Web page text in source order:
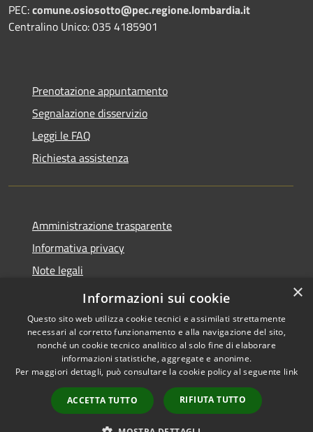
PEC:comune.osiosotto@pec.regione.lombardia.it
Centralino Unico: 035 4185901
Prenotazione appuntamento
Segnalazione disservizio
Leggi le FAQ
Richiesta assistenza
Amministrazione trasparente
Informativa privacy
Note legali
Dichiarazione di accessibilità 2025
Accessibilità
Copyright © 2026 • Comune di
Osio Sotto • Powered by
Municipium•
Accesso
redazione
×
Informazioni sui cookie
Questo sito web utilizza cookie tecnici e assimilati strettamente
necessari al corretto funzionamento e alla navigazione del sito,
nonché un cookie tecnico analitico al solo fine di elaborare
informazioni statistiche, aggregate e anonime.
Per maggiori dettagli, può consultare la cookie policy al seguente link
ACCETTA TUTTO RIFIUTA TUTTO